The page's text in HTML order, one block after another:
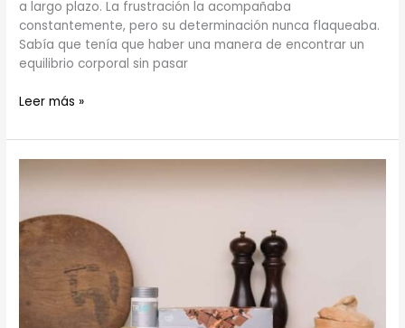
a largo plazo. La frustración la acompañaba
constantemente, pero su determinación nunca flaqueaba.
Sabía que tenía que haber una manera de encontrar un
equilibrio corporal sin pasar
Leer más »
de
peso
de